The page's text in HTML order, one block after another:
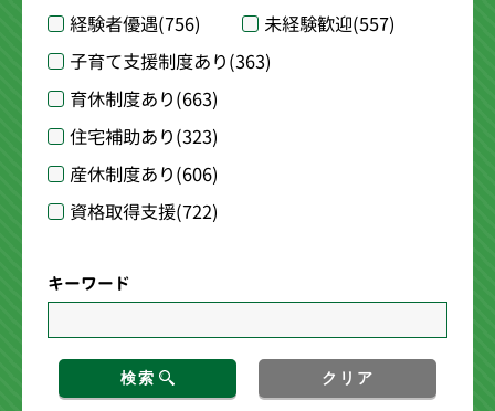
経験者優遇(756) 未経験歓迎(557)
子育て支援制度あり(363)
育休制度あり(663)
住宅補助あり(323)
産休制度あり(606)
資格取得支援(722)
キーワード
検索 クリア